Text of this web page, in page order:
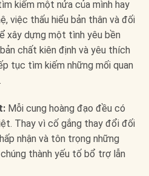
kiếm một nửa của mình hay
việc thấu hiểu bản thân và đối
xây dựng một tình yêu bền
chất kiên định và yêu thích
tục tìm kiếm những mối quan
Mỗi cung hoàng đạo đều có
Thay vì cố gắng thay đổi đối
nhận và tôn trọng những
thành yếu tố bổ trợ lẫn